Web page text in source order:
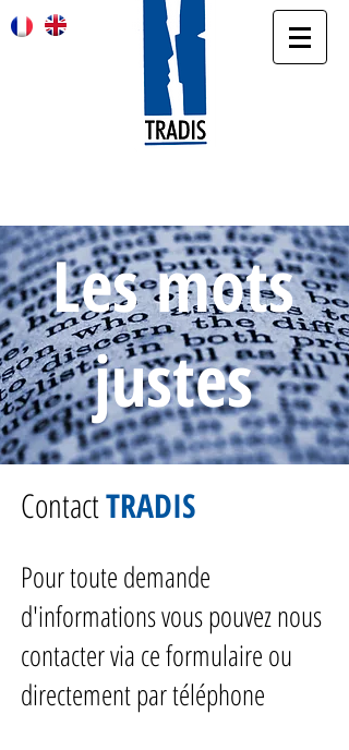
ContactTRADIS
Pour toute demande
d'informations vous pouvez nous
contacter via ce formulaire ou
directement par téléphone
Les mots
justes